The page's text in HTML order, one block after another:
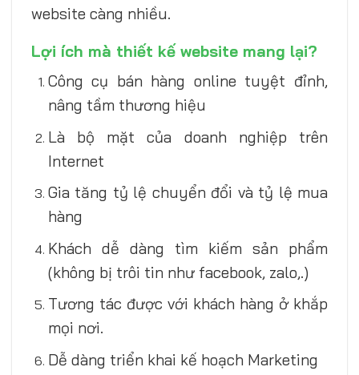
website càng nhiều.
Lợi ích mà thiết kế website mang lại?
Công cụ bán hàng online tuyệt đỉnh,
nâng tầm thương hiệu
Là bộ mặt của doanh nghiệp trên
Internet
Gia tăng tỷ lệ chuyển đổi và tỷ lệ mua
hàng
Khách dễ dàng tìm kiếm sản phẩm
(không bị trôi tin như facebook, zalo,.)
Tương tác được với khách hàng ở khắp
mọi nơi.
Dễ dàng triển khai kế hoạch Marketing